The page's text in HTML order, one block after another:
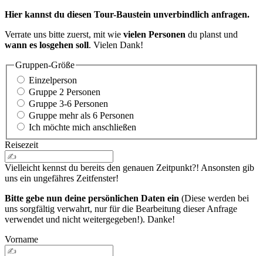
Hier kannst du diesen Tour-Baustein unverbindlich anfragen.
Verrate uns bitte zuerst, mit wie vielen Personen du planst und
wann es losgehen soll. Vielen Dank!
Gruppen-Größe
Einzelperson
Gruppe 2 Personen
Gruppe 3-6 Personen
Gruppe mehr als 6 Personen
Ich möchte mich anschließen
Reisezeit
Vielleicht kennst du bereits den genauen Zeitpunkt?! Ansonsten gib
uns ein ungefähres Zeitfenster!
Bitte gebe nun deine persönlichen Daten ein (Diese werden bei
uns sorgfältig verwahrt, nur für die Bearbeitung dieser Anfrage
verwendet und nicht weitergegeben!). Danke!
Vorname